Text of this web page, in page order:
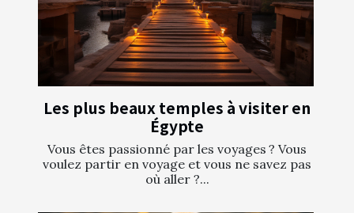
Les plus beaux temples à visiter en
Égypte
Vous êtes passionné par les voyages ? Vous
voulez partir en voyage et vous ne savez pas
où aller ?...